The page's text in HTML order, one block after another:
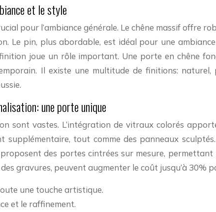
et le style
pour l’ambiance générale. Le chêne massif
Le pin, plus abordable, est idéal pour une
joue un rôle important. Une porte en chêne
Il existe une multitude de finitions: naturel,
une porte unique
sont vastes. L’intégration de vitraux colorés
tout comme des panneaux
des portes cintrées sur mesure,
gravures, peuvent augmenter le coût jusqu’à 30%
une touche artistique.
et le raffinement.